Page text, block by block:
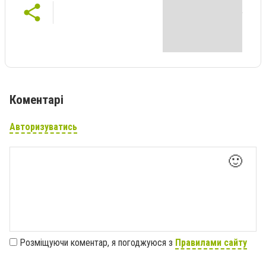
Коментарі
Авторизуватись
🙂
Розміщуючи коментар, я погоджуюся з Правилами сайту